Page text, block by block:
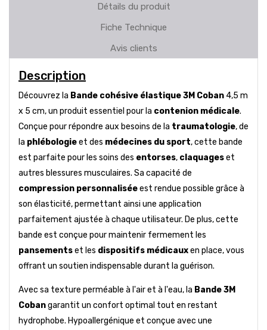
Détails du produit
Fiche Technique
Avis clients
Description
Découvrez la Bande cohésive élastique 3M Coban4,5 m
x 5 cm, un produit essentiel pour la contenion médicale.
Conçue pour répondre aux besoins de la traumatologie, de
la phlébologieet des médecines du sport, cette bande
est parfaite pour les soins des entorses, claquageset
autres blessures musculaires. Sa capacité de
compression personnaliséeest rendue possible grâce à
son élasticité, permettant ainsi une application
parfaitement ajustée à chaque utilisateur. De plus, cette
bande est conçue pour maintenir fermement les
pansementset les dispositifs médicauxen place, vous
offrant un soutien indispensable durant la guérison.
Avec sa texture perméable à l'air et à l'eau, la Bande 3M
Cobangarantit un confort optimal tout en restant
hydrophobe. Hypoallergénique et conçue avec une